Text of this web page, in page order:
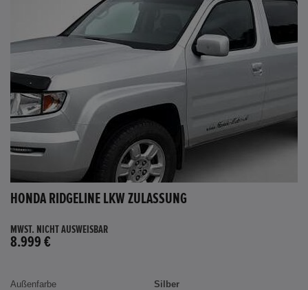
HONDA RIDGELINE LKW ZULASSUNG
MWST. NICHT AUSWEISBAR
8.999 €
Außenfarbe
Silber